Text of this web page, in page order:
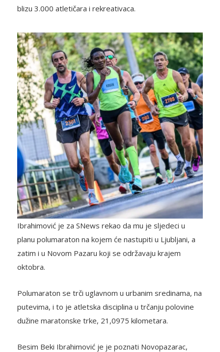
blizu 3.000 atletičara i rekreativaca.
Ibrahimović je za SNews rekao da mu je sljedeci u
planu polumaraton na kojem će nastupiti u Ljubljani, a
zatim i u Novom Pazaru koji se održavaju krajem
oktobra.
Polumaraton se trči uglavnom u urbanim sredinama, na
putevima, i to je atletska disciplina u trčanju polovine
dužine maratonske trke, 21,0975 kilometara.
Besim Beki Ibrahimović je je poznati Novopazarac,